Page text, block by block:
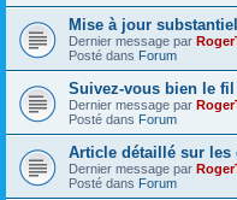
Mise à jour
Dernier message par
Posté dans Forum
Suivez-vous bien le fil
Dernier message par
Posté dans Forum
Article détaillé sur les
Dernier message par
Posté dans Forum